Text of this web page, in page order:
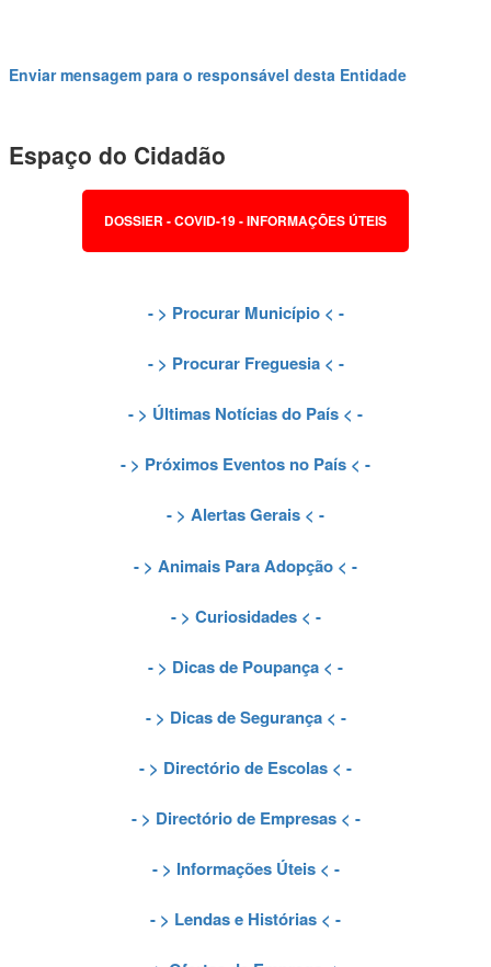
Enviar mensagem para o responsável desta Entidade
Espaço do Cidadão
DOSSIER - COVID-19 - INFORMAÇÕES ÚTEIS
- > Procurar Município< -
- > Procurar Freguesia< -
- > Últimas Notícias do País < -
- > Próximos Eventos no País < -
- > Alertas Gerais < -
- > Animais Para Adopção < -
- > Curiosidades< -
- > Dicas de Poupança < -
- > Dicas de Segurança< -
- > Directório de Escolas < -
- > Directório de Empresas< -
- > Informações Úteis< -
- > Lendas e Histórias < -